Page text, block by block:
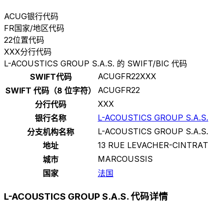
ACUG银行代码
FR国家/地区代码
22位置代码
XXX分行代码
L-ACOUSTICS GROUP S.A.S. 的 SWIFT/BIC 代码
SWIFT代码
ACUGFR22XXX
SWIFT 代码（8 位字符）
ACUGFR22
分行代码
XXX
银行名称
L-ACOUSTICS GROUP S.A.S.
分支机构名称
L-ACOUSTICS GROUP S.A.S.
地址
13 RUE LEVACHER-CINTRAT
城市
MARCOUSSIS
国家
法国
L-ACOUSTICS GROUP S.A.S. 代码详情